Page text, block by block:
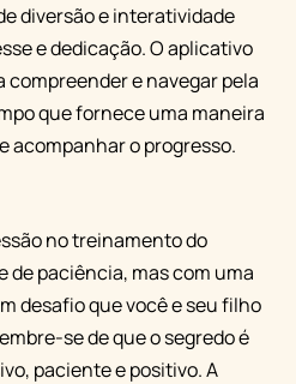
diversão e interatividade
e dedicação. O aplicativo
compreender e navegar pela
que fornece uma maneira
acompanhar o progresso.
no treinamento do
de paciência, mas com uma
desafio que você e seu filho
se de que o segredo é
paciente e positivo. A